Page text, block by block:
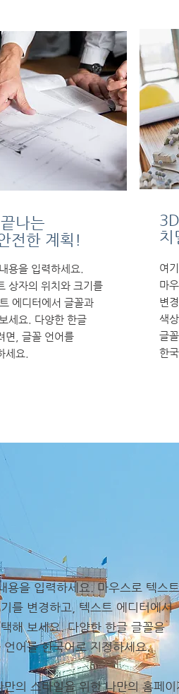
나는
전한 계획!
용을 입력하세요.
상자의 위치와 크기를
에디터에서 글꼴과
세요. 다양한 한글
면, 글꼴 언어를
세요.
치
여
마
변
색
글
한
용을 입력하세요. 마우스로 텍스
를 변경하고, 텍스트 에디터에서
해 보세요. 다양한 한글 글꼴을
언어를 한국어로 지정하세요.
만의 스타일을 위한 나만의 홈페이